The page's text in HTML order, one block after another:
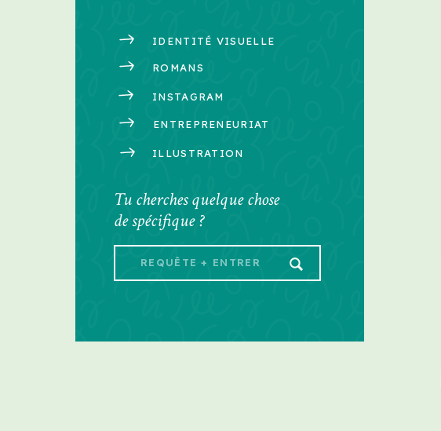
Search
Tu cherches quelque chose
de spécifique ?
INSTAGRAM
ROMANS
IDENTITÉ VISUELLE
ENTREPRENEURIAT
ILLUSTRATION